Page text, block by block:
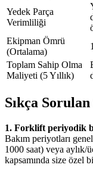
Yedek Parça
Verimliliği
Ekipman Ömrü
(Ortalama)
Toplam Sahip Olma
Maliyeti (5 Yıllık)
Sıkça
1. Forklift periyodik
Bakım periyotları
1000 saat) veya aylık/
kapsamında size özel